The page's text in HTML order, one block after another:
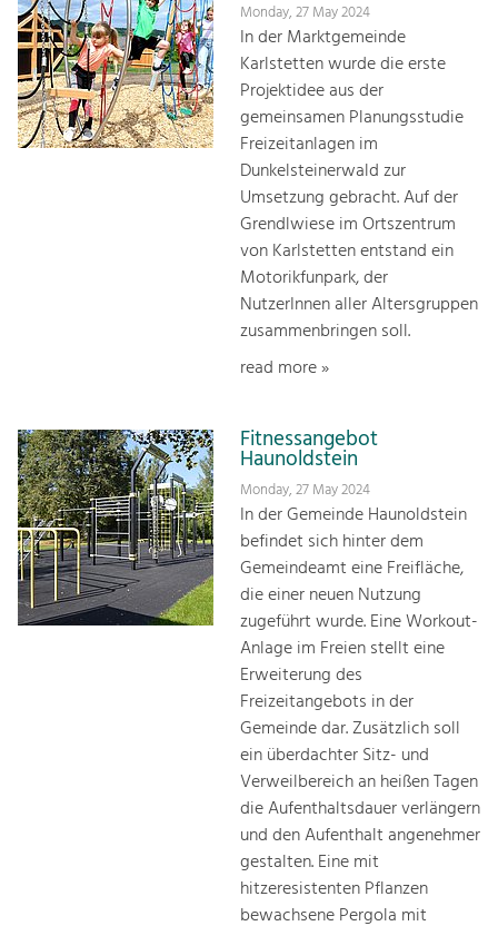
Monday, 27 May 2024
In der Marktgemeinde
Karlstetten wurde die erste
Projektidee aus der
gemeinsamen Planungsstudie
Freizeitanlagen im
Dunkelsteinerwald zur
Umsetzung gebracht. Auf der
Grendlwiese im Ortszentrum
von Karlstetten entstand ein
Motorikfunpark, der
NutzerInnen aller Altersgruppen
zusammenbringen soll.
read more »
Fitnessangebot
Haunoldstein
Monday, 27 May 2024
In der Gemeinde Haunoldstein
befindet sich hinter dem
Gemeindeamt eine Freifläche,
die einer neuen Nutzung
zugeführt wurde. Eine Workout-
Anlage im Freien stellt eine
Erweiterung des
Freizeitangebots in der
Gemeinde dar. Zusätzlich soll
ein überdachter Sitz- und
Verweilbereich an heißen Tagen
die Aufenthaltsdauer verlängern
und den Aufenthalt angenehmer
gestalten. Eine mit
hitzeresistenten Pflanzen
bewachsene Pergola mit